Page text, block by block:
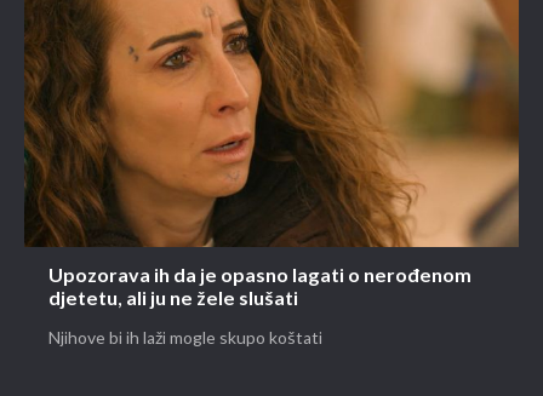
Upozorava ih da je opasno lagati o nerođenom
djetetu, ali ju ne žele slušati
Njihove bi ih laži mogle skupo koštati